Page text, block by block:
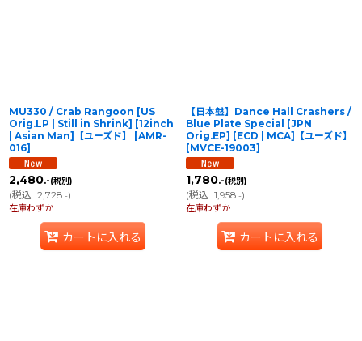
MU330 / Crab Rangoon [US
Orig.LP | Still in Shrink] [12inch
| Asian Man]【ユーズド】
[AMR-
016]
2,480.-(税別)
(税込: 2,728.-)
在庫わずか
カートに入れる
【日本盤】Dance Hall Crashers /
Blue Plate Special [JPN
Orig.EP] [ECD | MCA]【ユーズド】
[MVCE-19003]
1,780.-(税別)
(税込: 1,958.-)
在庫わずか
カートに入れる